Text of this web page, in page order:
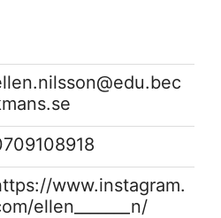
www.instagram.
ellen_______n/